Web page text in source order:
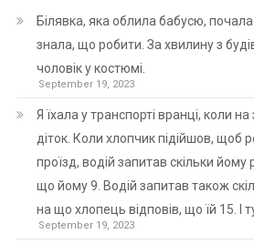
Білявка, яка облила бабусю,
знала, що робити. За хвилину з
чоловік у костюмі.
September 19, 2023
Я їхала у транспорті вранці, коли
діток. Коли хлопчик підійшов, щоб
проїзд, водій запитав скільки йому
що йому 9. Водій запитав також
на що хлопець відповів, що їй 15. І
September 19, 2023